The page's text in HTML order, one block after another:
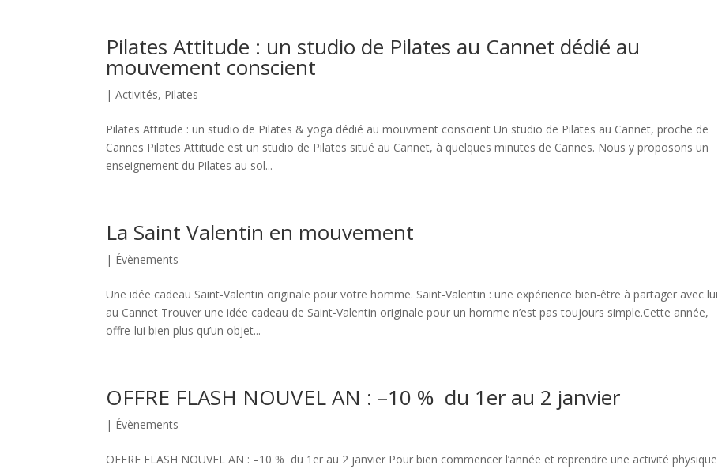
Pilates Attitude : un studio de Pilates au Cannet dédié au
mouvement conscient
|Activités, Pilates
Pilates Attitude : un studio de Pilates & yoga dédié au mouvment conscient Un studio de Pilates au Cannet, proche de
Cannes Pilates Attitude est un studio de Pilates situé au Cannet, à quelques minutes de Cannes. Nous y proposons un
enseignement du Pilates au sol...
La Saint Valentin en mouvement
| Évènements
Une idée cadeau Saint-Valentin originale pour votre homme. Saint-Valentin : une expérience bien-être à partager avec lui
au Cannet Trouver une idée cadeau de Saint-Valentin originale pour un homme n’est pas toujours simple.Cette année,
offre-lui bien plus qu’un objet...
OFFRE FLASH NOUVEL AN : –10 % du 1er au 2 janvier
| Évènements
OFFRE FLASH NOUVEL AN : –10 % du 1er au 2 janvier Pour bien commencer l’année et reprendre une activité physique